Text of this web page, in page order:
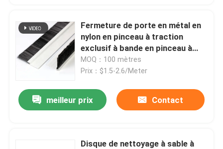
Fermeture de porte en métal en
nylon en pinceau à traction
exclusif à bande en pinceau à
aileron en météorologie
MOQ：100 mètres
Prix：$1.5-2.6/Meter
meilleur prix Contact
Disque de nettoyage à sable à